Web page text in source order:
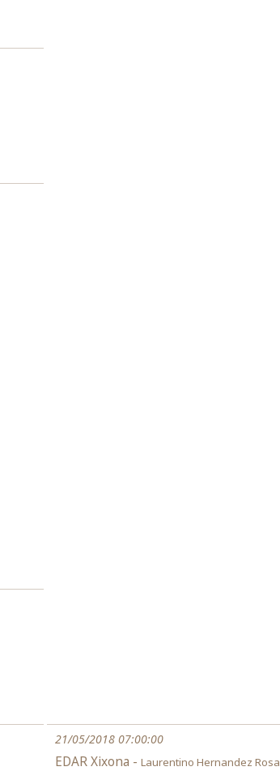
21/05/2018 07:00:00
EDAR Xixona - Laurentino Hernandez Rosa